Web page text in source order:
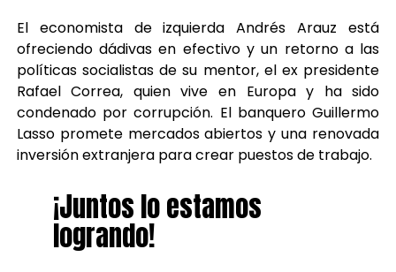
El economista de izquierda Andrés Arauz está
ofreciendo dádivas en efectivo y un retorno a las
políticas socialistas de su mentor, el ex presidente
Rafael Correa, quien vive en Europa y ha sido
condenado por corrupción. El banquero Guillermo
Lasso promete mercados abiertos y una renovada
inversión extranjera para crear puestos de trabajo.
¡Juntos lo estamos
logrando!